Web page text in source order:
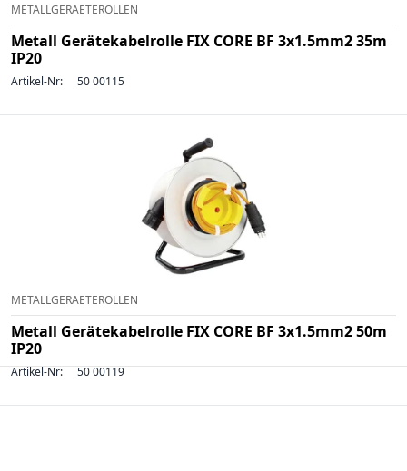
METALLGERAETEROLLEN
Metall Gerätekabelrolle FIX CORE BF 3x1.5mm2 35m
IP20
Artikel-Nr: 50 00115
METALLGERAETEROLLEN
Metall Gerätekabelrolle FIX CORE BF 3x1.5mm2 50m
IP20
Artikel-Nr: 50 00119